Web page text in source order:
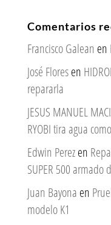
Comentarios
Francisco Galean en
José Floresen
repararla
JESUS MANUEL
RYOBI tira agua
Edwin Perezen
SUPER 500 armado
Juan Bayona en
modelo K1